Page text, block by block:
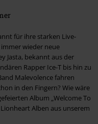
für ihre starken Live-
wieder neue
Jasta, bekannt aus der
Rapper Ice-T bis hin zu
Malevolence fahren
in den Fingern? Wie wäre
Album „Welcome To
Alben aus unserem